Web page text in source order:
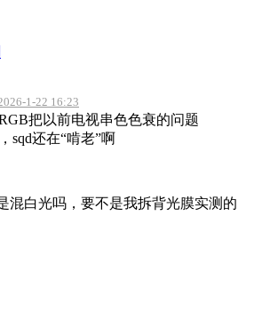
1-22 16:23
把以前电视串色色衰的问题
sqd还在“啃老”啊
混白光吗，要不是我拆背光膜实测的